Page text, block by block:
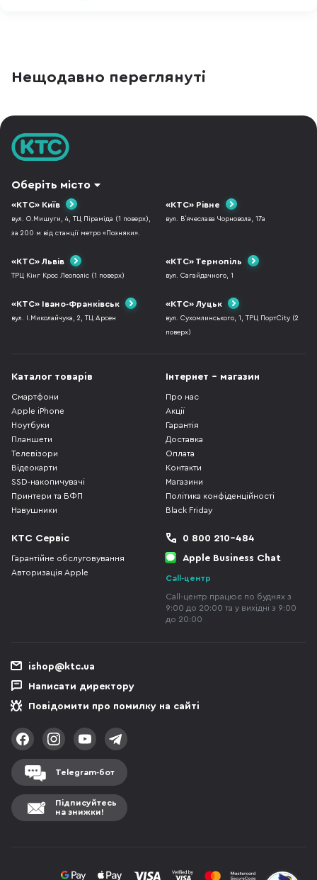
Нещодавно переглянуті
Оберіть місто
«КТС» Київ
вул. О.Мишуги, 4, ТЦ Піраміда (1 поверх),
за 200 м від станції метро «Позняки».
«КТС» Рівне
вул. В`ячеслава Чорновола, 17а
«КТС» Львів
ТРЦ Кінг Крос Леополіс (1 поверх)
«КТС» Тернопіль
вул. Сагайдачного, 1
«КТС» Івано-Франківськ
вул. І.Миколайчука, 2, ТЦ Арсен
«КТС» Луцьк
вул. Сухомлинського, 1, ТРЦ ПортCity (2
поверх)
Каталог товарів
Смартфони
Apple iPhone
Ноутбуки
Планшети
Телевізори
Відеокарти
SSD-накопичувачі
Принтери та БФП
Навушники
Інтернет - магазин
Про нас
Акції
Гарантія
Доставка
Оплата
Контакти
Магазини
Політика конфіденційності
Black Friday
КТС Сервіс
Гарантійне обслуговування
Авторизація Apple
0 800 210-484
Apple Business Chat
Call-центр
Call-центр працює по буднях з
9:00 до 20:00 та у вихідні з 9:00
до 20:00
ishop@ktc.ua
Написати директору
Повідомити про помилку на сайті
Telegram-бот
Підписуйтесь
на знижки!